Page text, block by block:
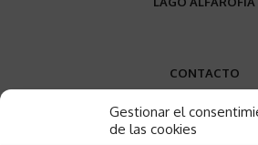
Gestionar el
de las cookies
CONTACTO
VW9W+P9
Elvas, Portugal